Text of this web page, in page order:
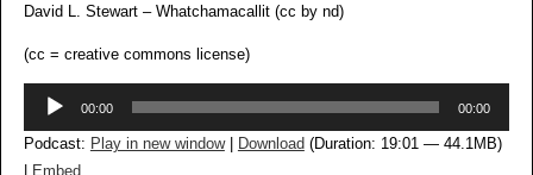
David L. Stewart – Whatchamacallit (cc by nd)
(cc = creative commons license)
Audio-
00:00 00:00
Podcast: Play in new window| Download (Duration: 19:01 — 44.1MB)